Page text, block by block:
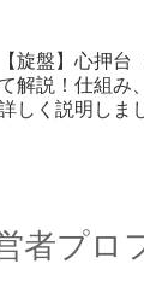
【旋盤】心押
て解説！仕組み
しく説明しま
者プロ